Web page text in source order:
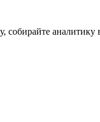
собирайте аналитику